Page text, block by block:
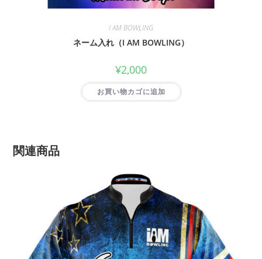
I AM BOWLING
ネーム入れ（I AM BOWLING）
¥2,000
お買い物カゴに追加
関連商品